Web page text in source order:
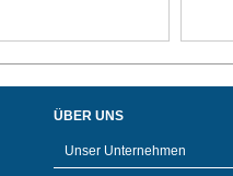
ÜBER UNS
Unser Unternehmen